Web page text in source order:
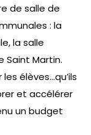
de salle de
: la
la salle
Saint Martin.
élèves…qu’ils
et accélérer
un budget